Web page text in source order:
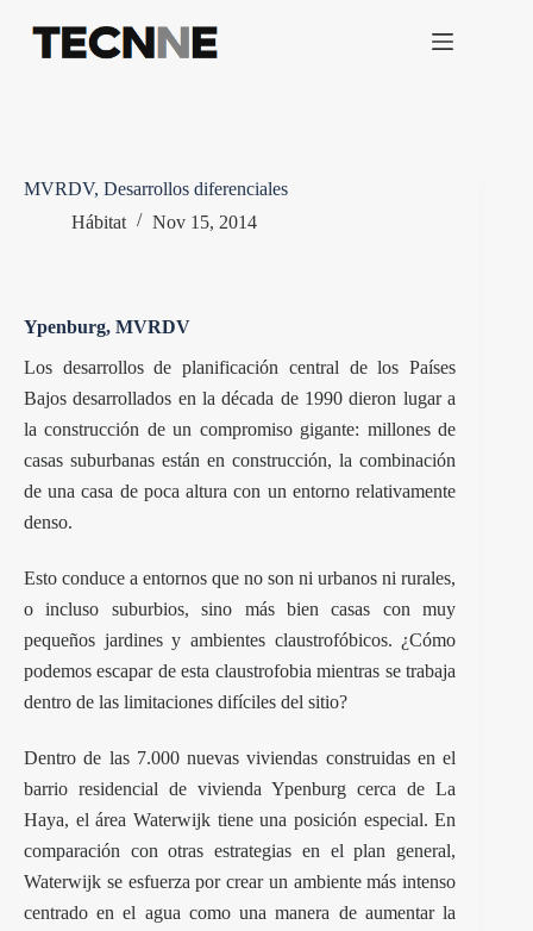
contenido
MVRDV, Desarrollos diferenciales
Hábitat
Nov 15, 2014
Ypenburg, MVRDV
Los desarrollos de planificación central de los Países
Bajos desarrollados en la década de 1990 dieron lugar a
la construcción de un compromiso gigante: millones de
casas suburbanas están en construcción, la combinación
de una casa de poca altura con un entorno relativamente
denso.
Esto conduce a entornos que no son ni urbanos ni rurales,
o incluso suburbios, sino más bien casas con muy
pequeños jardines y ambientes claustrofóbicos. ¿Cómo
podemos escapar de esta claustrofobia mientras se trabaja
dentro de las limitaciones difíciles del sitio?
Dentro de las 7.000 nuevas viviendas construidas en el
barrio residencial de vivienda Ypenburg cerca de La
Haya, el área Waterwijk tiene una posición especial. En
comparación con otras estrategias en el plan general,
Waterwijk se esfuerza por crear un ambiente más intenso
centrado en el agua como una manera de aumentar la